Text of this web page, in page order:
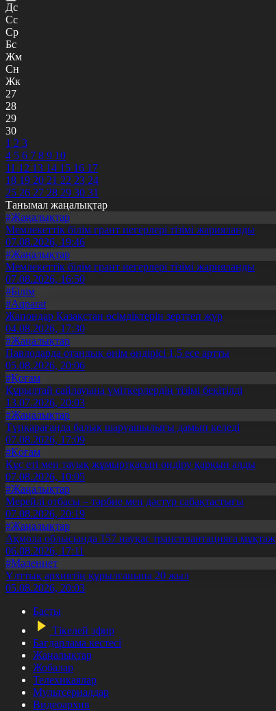
Дс
Сс
Ср
Бс
Жм
Сн
Жк
27
28
29
30
1 2 3
4 5 6 7 8 9 10
11 12 13 14 15 16 17
18 19 20 21 22 23 24
25 26 27 28 29 30 31
Танымал жаңалықтар
#Жаңалықтар
Мемлекеттік білім грант иегерлері тізімі жарияланды
07.08.2026, 19:46
#Жаңалықтар
Мемлекеттік білім грант иегерлері тізімі жарияланды
07.08.2026, 16:50
#Білім
#Aqparat
Жапондар Қазақстан өсімдіктерін зерттеп жүр
04.08.2026, 17:30
#Жаңалықтар
Павлодарда отандық өнім өндірісі 1,5 есе артты
05.08.2026, 20:06
#Қоғам
Құрылтай сайлауына үміткерлердің тізімі бекітілді
13.07.2026, 20:03
#Жаңалықтар
Түпқарағанда балық шаруашылығы дамып келеді
07.08.2026, 17:09
#Қоғам
Құс еті мен тауық жұмыртқасын өндіру қарқын алды
07.08.2026, 10:05
#Жаңалықтар
Мерейлі отбасы – тәрбие мен дәстүр сабақтастығы
07.08.2026, 20:19
#Жаңалықтар
Ақмола облысында 157 науқас трансплантацияға мұқтаж
06.08.2026, 17:11
#Мәдениет
Ұлттық архивтің құрылғанына 20 жыл
05.08.2026, 20:03
Басты
Тікелей эфир
Бағдарлама кестесі
Жаңалықтар
Жобалар
Телехикаялар
Мультсериалдар
Видеоархив